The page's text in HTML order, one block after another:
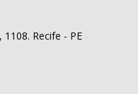
Recife - PE